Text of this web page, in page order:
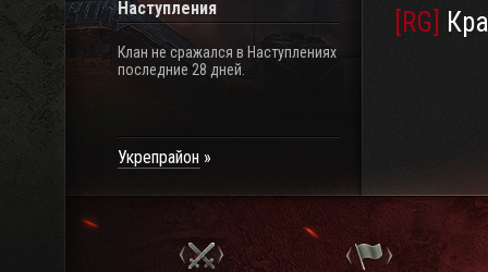
Наступления
Клан не сражался в Наступлениях
последние 28 дней.
Укрепрайон
[RG]